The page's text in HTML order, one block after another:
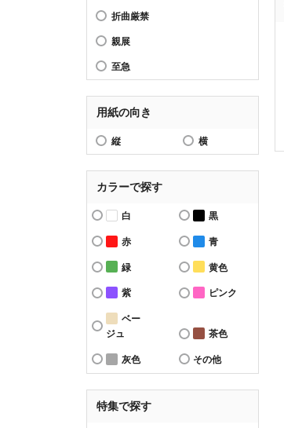
折曲厳禁
親展
至急
用紙の向き
縦 横
カラーで探す
白 黒
赤 青
緑 黄色
紫 ピンク
ベー
ジュ
茶色
灰色 その他
特集で探す